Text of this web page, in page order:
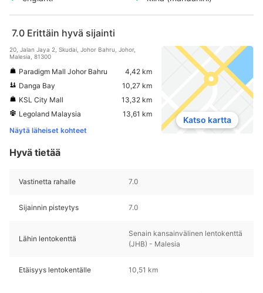
7.0 Erittäin hyvä sijainti
20, Jalan Jaya 2, Skudai, Johor Bahru, Johor,
Malesia, 81300
Paradigm Mall Johor Bahru
4,42 km
Danga Bay
10,27 km
KSL City Mall
13,32 km
Legoland Malaysia
13,61 km
Näytä läheiset kohteet
Katso kartta
Hyvä tietää
Vastinetta rahalle 7.0
Sijainnin pisteytys 7.0
Lähin lentokenttä
Senain kansainvälinen lentokenttä
(JHB) - Malesia
Etäisyys lentokentälle 10,51 km